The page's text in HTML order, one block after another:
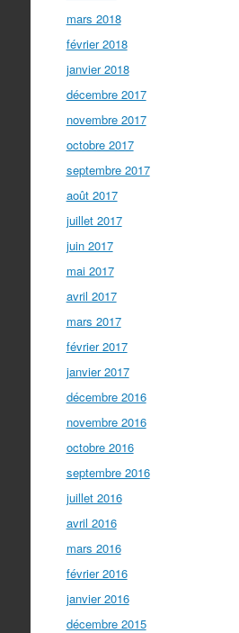
mars 2018
février 2018
janvier 2018
décembre 2017
novembre 2017
octobre 2017
septembre 2017
août 2017
juillet 2017
juin 2017
mai 2017
avril 2017
mars 2017
février 2017
janvier 2017
décembre 2016
novembre 2016
octobre 2016
septembre 2016
juillet 2016
avril 2016
mars 2016
février 2016
janvier 2016
décembre 2015